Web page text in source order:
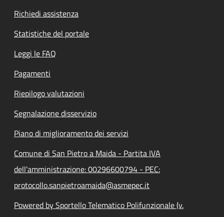
Richiedi assistenza
Statistiche del portale
Leggi le FAQ
Pagamenti
Riepilogo valutazioni
Segnalazione disservizio
Piano di miglioramento dei servizi
Comune di San Pietro a Maida - Partita IVA
dell'amministrazione: 00296600794 - PEC:
protocollo.sanpietroamaida@asmepec.it
Powered by Sportello Telematico Polifunzionale (v.